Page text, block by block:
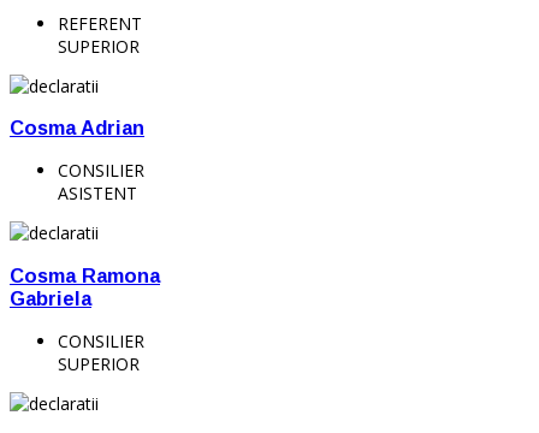
REFERENT
SUPERIOR
Cosma Adrian
CONSILIER
ASISTENT
Cosma Ramona
Gabriela
CONSILIER
SUPERIOR